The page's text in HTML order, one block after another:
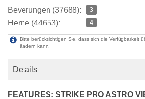
Beverungen (37688): 3
Herne (44653): 4
Bitte berücksichtigen Sie, dass sich die Verfügbarkeit
ändern kann.
Details
FEATURES: STRIKE PRO ASTRO